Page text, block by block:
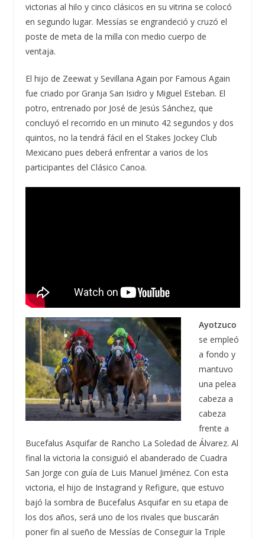
victorias al hilo y cinco clásicos en su vitrina se colocó
en segundo lugar. Messías se engrandeció y cruzó el
poste de meta de la milla con medio cuerpo de
ventaja.
El hijo de Zeewat y Sevillana Again por Famous Again
fue criado por Granja San Isidro y Miguel Esteban. El
potro, entrenado por José de Jesús Sánchez, que
concluyó el recorrido en un minuto 42 segundos y dos
quintos, no la tendrá fácil en el Stakes Jockey Club
Mexicano pues deberá enfrentar a varios de los
participantes del Clásico Canoa.
Ayotzuco
se empleó
a fondo y
mantuvo
una pelea
cabeza a
cabeza
frente a
Bucefalus Asquifar de Rancho La Soledad de Álvarez. Al
final la victoria la consiguió el abanderado de Cuadra
San Jorge con guía de Luis Manuel Jiménez. Con esta
victoria, el hijo de Instagrand y Refigure, que estuvo
bajó la sombra de Bucefalus Asquifar en su etapa de
los dos años, será uno de los rivales que buscarán
poner fin al sueño de Messías de Conseguir la Triple